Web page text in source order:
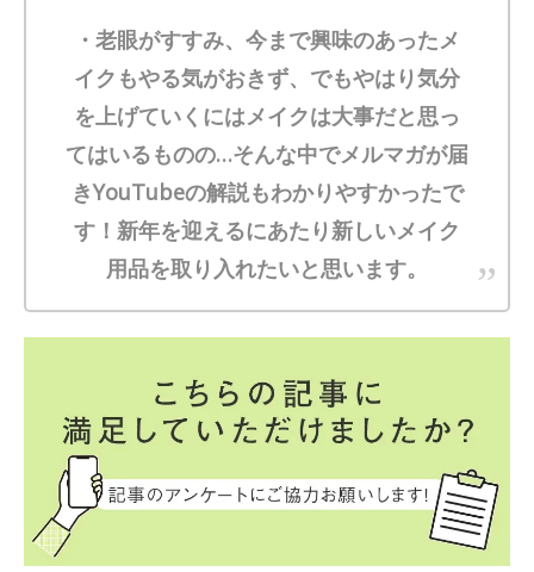
・老眼がすすみ、今まで興味のあったメ
イクもやる気がおきず、でもやはり気分
を上げていくにはメイクは大事だと思っ
てはいるものの…そんな中でメルマガが届
きYouTubeの解説もわかりやすかったで
す！新年を迎えるにあたり新しいメイク
用品を取り入れたいと思います。